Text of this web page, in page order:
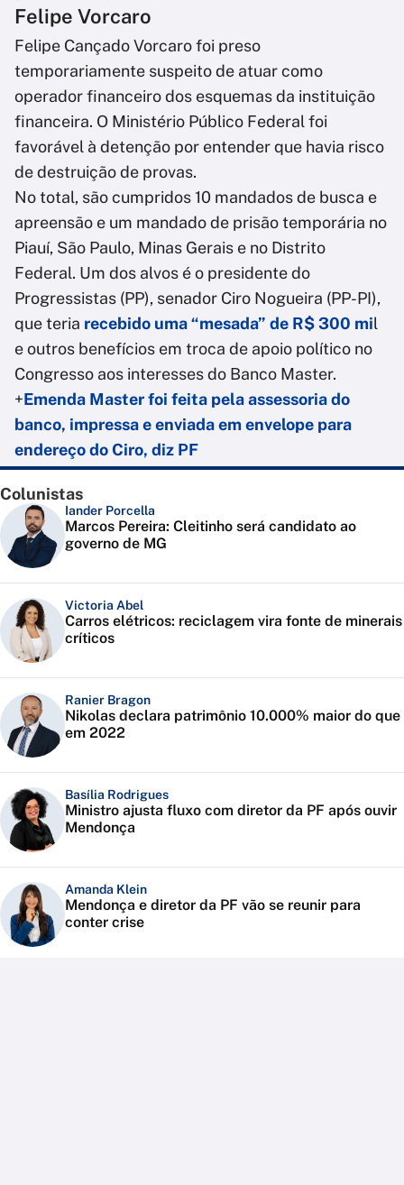
Felipe Vorcaro
Felipe Cançado Vorcaro foi preso
temporariamente suspeito de atuar como
operador financeiro dos esquemas da instituição
financeira. O Ministério Público Federal foi
favorável à detenção por entender que havia risco
de destruição de provas.
No total, são cumpridos 10 mandados de busca e
apreensão e um mandado de prisão temporária no
Piauí, São Paulo, Minas Gerais e no Distrito
Federal. Um dos alvos é o presidente do
Progressistas (PP), senador Ciro Nogueira (PP-PI),
que teria recebido uma “mesada” de R$ 300 mil
e outros benefícios em troca de apoio político no
Congresso aos interesses do Banco Master.
+Emenda Master foi feita pela assessoria do
banco, impressa e enviada em envelope para
endereço do Ciro, diz PF
Colunistas
Iander Porcella
Marcos Pereira: Cleitinho será candidato ao
governo de MG
Victoria Abel
Carros elétricos: reciclagem vira fonte de minerais
críticos
Ranier Bragon
Nikolas declara patrimônio 10.000% maior do que
em 2022
Basília Rodrigues
Ministro ajusta fluxo com diretor da PF após ouvir
Mendonça
Amanda Klein
Mendonça e diretor da PF vão se reunir para
conter crise